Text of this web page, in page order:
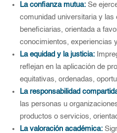
La confianza mutua: Se
comunidad universitaria y
beneficiarias, orientada a
conocimientos, experiencias
La equidad y la justicia:
reflejan en la aplicación de
equitativas, ordenadas,
La responsabilidad
las personas u
productos o servicios,
La valoración académica: